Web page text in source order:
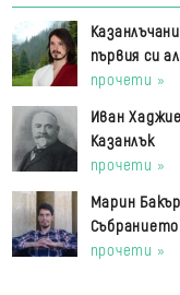
първия си
прочети »
Иван
Казанлък
прочети »
Марин
Събранието
прочети »